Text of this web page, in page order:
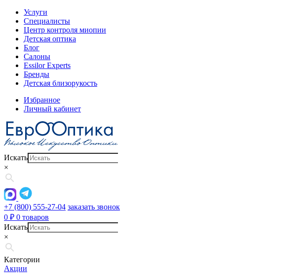
Услуги
Специалисты
Центр контроля миопии
Детская оптика
Блог
Салоны
Essilor Experts
Бренды
Детская близорукость
Избранное
Личный кабинет
Искать
×
+7 (800) 555-27-04 заказать звонок
0 ₽ 0 товаров
Искать
×
Категории
Акции